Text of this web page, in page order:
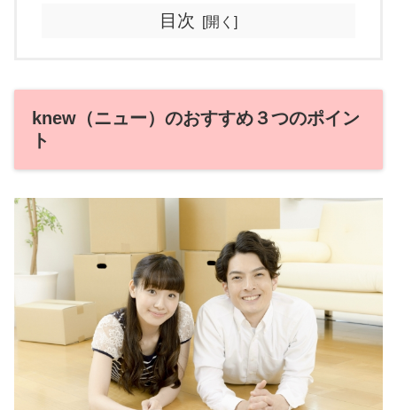
目次
knew（ニュー）のおすすめ３つのポイン
ト